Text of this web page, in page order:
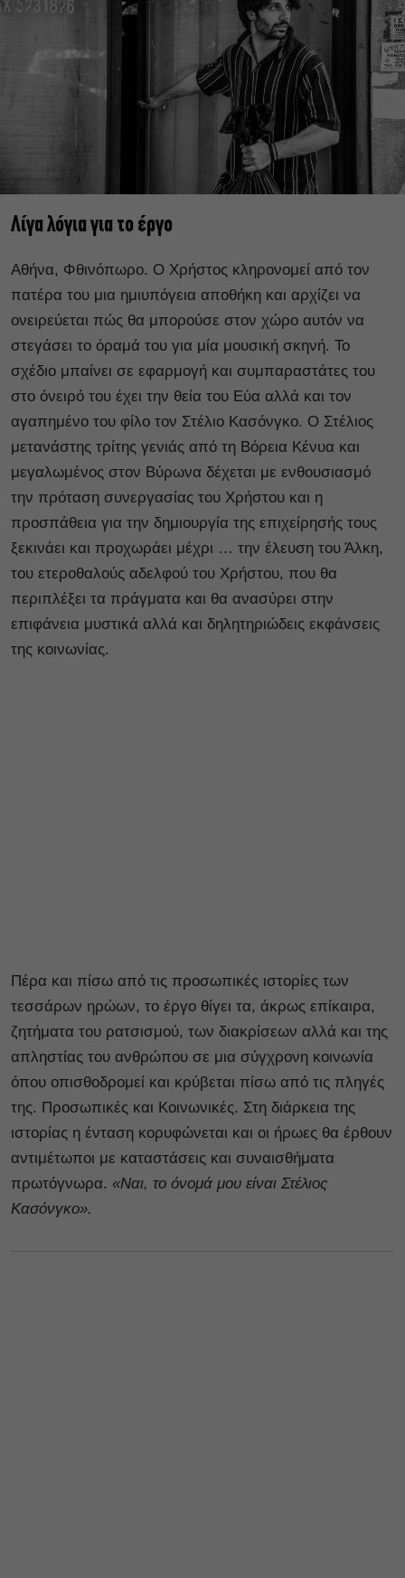
Λίγα λόγια για το έργο
Αθήνα, Φθινόπωρο. Ο Χρήστος κληρονομεί από τον
πατέρα του μια ημιυπόγεια αποθήκη και αρχίζει να
ονειρεύεται πώς θα μπορούσε στον χώρο αυτόν να
στεγάσει το όραμά του για μία μουσική σκηνή. Το
σχέδιο μπαίνει σε εφαρμογή και συμπαραστάτες του
στο όνειρό του έχει την θεία του Εύα αλλά και τον
αγαπημένο του φίλο τον Στέλιο Κασόνγκο. Ο Στέλιος
μετανάστης τρίτης γενιάς από τη Βόρεια Κένυα και
μεγαλωμένος στον Βύρωνα δέχεται με ενθουσιασμό
την πρόταση συνεργασίας του Χρήστου και η
προσπάθεια για την δημιουργία της επιχείρησής τους
ξεκινάει και προχωράει μέχρι … την έλευση του Άλκη,
του ετεροθαλούς αδελφού του Χρήστου, που θα
περιπλέξει τα πράγματα και θα ανασύρει στην
επιφάνεια μυστικά αλλά και δηλητηριώδεις εκφάνσεις
της κοινωνίας.
Πέρα και πίσω από τις προσωπικές ιστορίες των
τεσσάρων ηρώων, το έργο θίγει τα, άκρως επίκαιρα,
ζητήματα του ρατσισμού, των διακρίσεων αλλά και της
απληστίας του ανθρώπου σε μια σύγχρονη κοινωνία
όπου οπισθοδρομεί και κρύβεται πίσω από τις πληγές
της. Προσωπικές και Κοινωνικές. Στη διάρκεια της
ιστορίας η ένταση κορυφώνεται και οι ήρωες θα έρθουν
αντιμέτωποι με καταστάσεις και συναισθήματα
πρωτόγνωρα. «Ναι, το όνομά μου είναι Στέλιος
Κασόνγκο».